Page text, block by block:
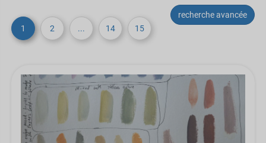
recherche avancée
1
2 ... 14 15